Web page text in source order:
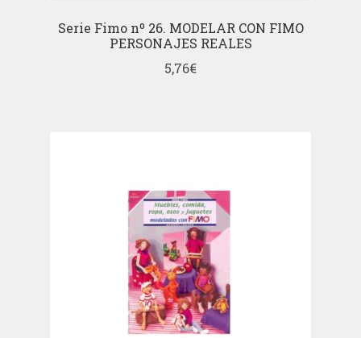
Serie Fimo nº 26. MODELAR CON FIMO
PERSONAJES REALES
5,76€